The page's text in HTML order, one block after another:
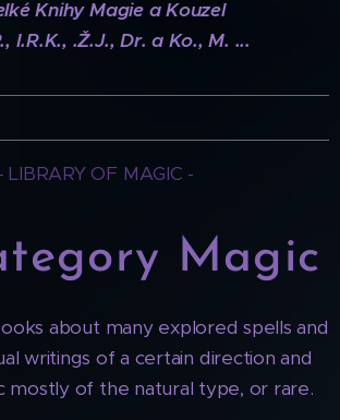
Knihy Magie a Kouzel
I.R.K., .Ž.J., Dr. a Ko., M. ...
- LIBRARY OF MAGIC -
Magic
about many explored spells and
writings of a certain direction and
mostly of the natural type, or rare.